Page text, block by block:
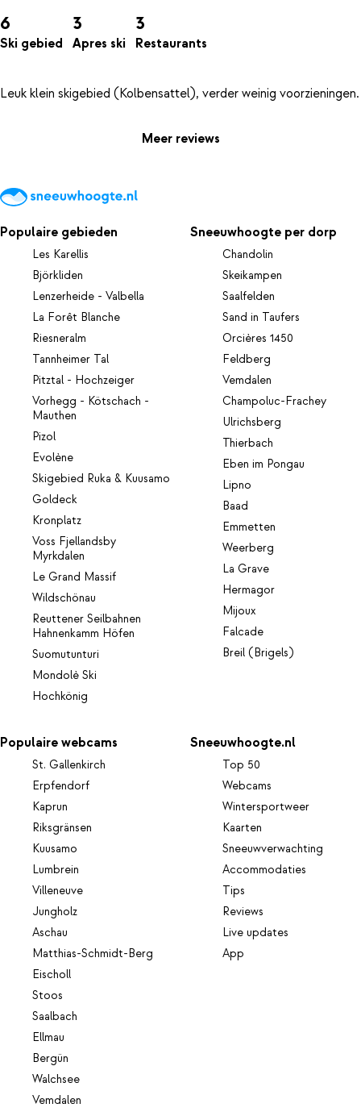
6
Ski gebied
3
Apres ski
3
Restaurants
Meer reviews
Populaire gebieden
Les Karellis
Björkliden
Lenzerheide - Valbella
La Forêt Blanche
Riesneralm
Tannheimer Tal
Pitztal - Hochzeiger
Vorhegg - Kötschach -
Mauthen
Pizol
Evolène
Skigebied Ruka & Kuusamo
Goldeck
Kronplatz
Voss Fjellandsby
Myrkdalen
Le Grand Massif
Wildschönau
Reuttener Seilbahnen
Hahnenkamm Höfen
Suomutunturi
Mondolè Ski
Hochkönig
Sneeuwhoogte per dorp
Chandolin
Skeikampen
Saalfelden
Sand in Taufers
Orcières 1450
Feldberg
Vemdalen
Champoluc-Frachey
Ulrichsberg
Thierbach
Eben im Pongau
Lipno
Baad
Emmetten
Weerberg
La Grave
Hermagor
Mijoux
Falcade
Breil (Brigels)
Populaire webcams
St. Gallenkirch
Erpfendorf
Kaprun
Riksgränsen
Kuusamo
Lumbrein
Villeneuve
Jungholz
Aschau
Matthias-Schmidt-Berg
Eischoll
Stoos
Saalbach
Ellmau
Bergün
Walchsee
Vemdalen
Sneeuwhoogte.nl
Top 50
Webcams
Wintersportweer
Kaarten
Sneeuwverwachting
Accommodaties
Tips
Reviews
Live updates
App